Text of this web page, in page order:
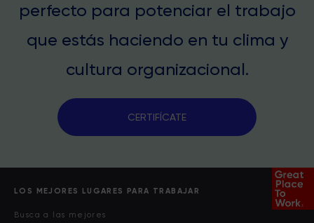
perfecto para potenciar el trabajo
que estás haciendo en tu clima y
cultura organizacional.
CERTIFÍCATE
LOS MEJORES LUGARES PARA TRABAJAR
Busca a las mejores